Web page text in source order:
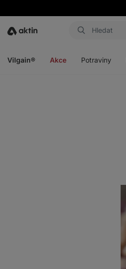
Aktin
Vilgain® Akce Potraviny